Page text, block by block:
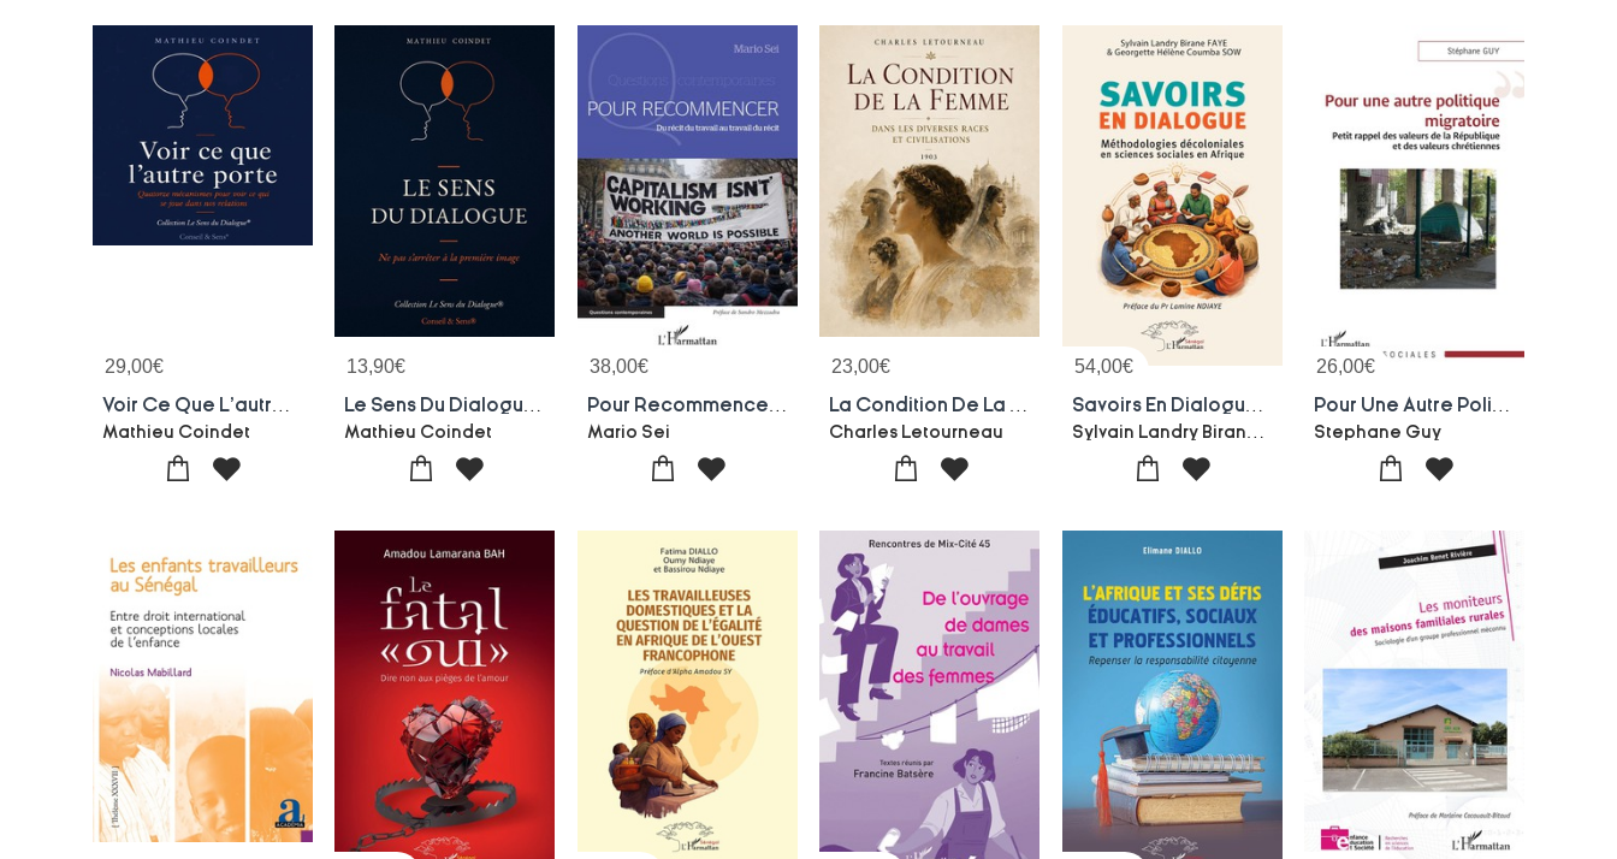
29,00€
Mathieu Coindet
13,90€
Mathieu Coindet
38,00€
Mario Sei
23,00€
Charles Letourneau
54,00€ 26,00€
Stephane Guy